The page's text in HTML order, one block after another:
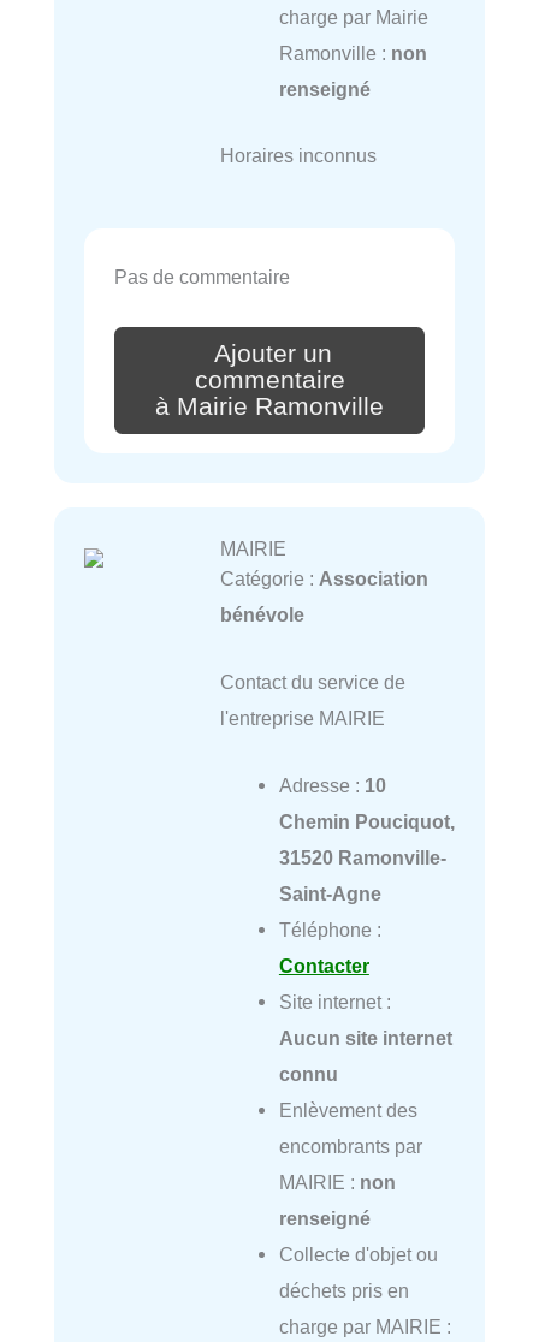
charge par Mairie
Ramonville : non
renseigné
Horaires inconnus
Pas de commentaire
Ajouter un
commentaire
à Mairie Ramonville
MAIRIE
Catégorie : Association
bénévole
Contact du service de
l'entreprise MAIRIE
Adresse : 10
Chemin Pouciquot,
31520 Ramonville-
Saint-Agne
Téléphone :
Contacter
Site internet :
Aucun site internet
connu
Enlèvement des
encombrants par
MAIRIE : non
renseigné
Collecte d'objet ou
déchets pris en
charge par MAIRIE :